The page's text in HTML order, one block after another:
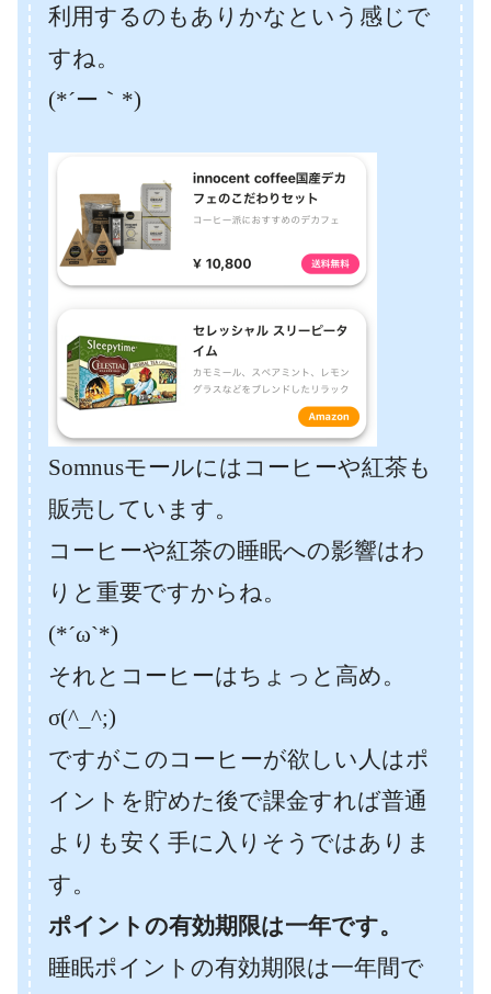
利用するのもありかなという感じで
すね。
(*´ー｀*)
Somnusモールにはコーヒーや紅茶も
販売しています。
コーヒーや紅茶の睡眠への影響はわ
りと重要ですからね。
(*´ω`*)
それとコーヒーはちょっと高め。
σ(^_^;)
ですがこのコーヒーが欲しい人はポ
イントを貯めた後で課金すれば普通
よりも安く手に入りそうではありま
す。
ポイントの有効期限は一年です。
睡眠ポイントの有効期限は一年間で